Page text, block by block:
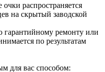
распространяется
на скрытый заводской
ремонту или
по результатам
для вас способом: